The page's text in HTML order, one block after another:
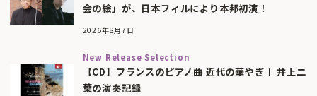
会の絵」が、日本フィルにより本邦初演！
2026年8月7日
New Release Selection
【CD】フランスのピアノ曲 近代の華やぎⅠ 井上二
葉の演奏記録